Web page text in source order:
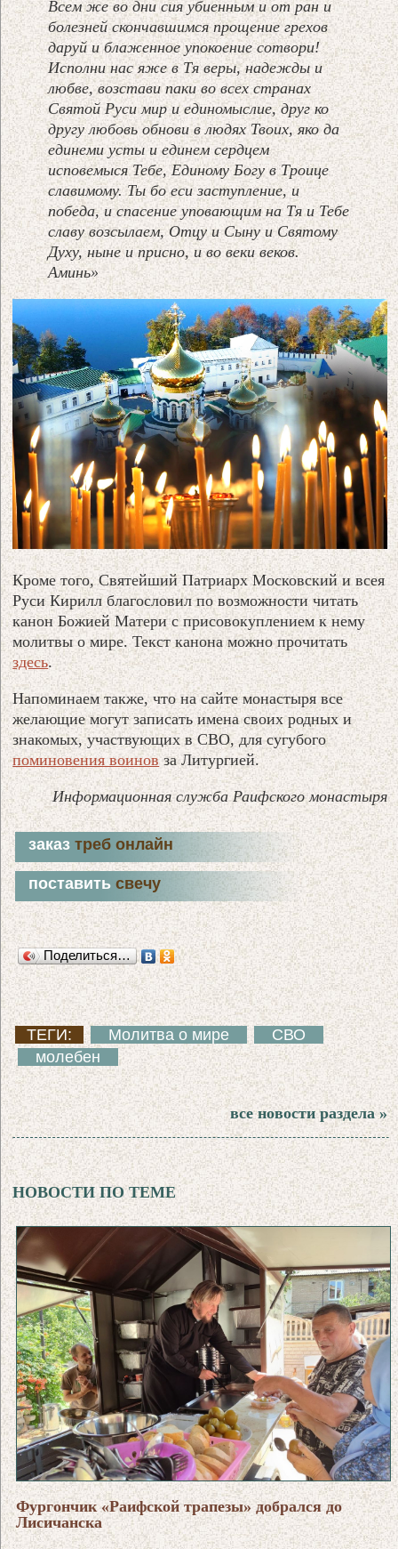
Всем же во дни сия убиенным и от ран и
болезней скончавшимся прощение грехов
даруй и блаженное упокоение сотвори!
Исполни нас яже в Тя веры, надежды и
любве, возстави паки во всех странах
Святой Руси мир и единомыслие, друг ко
другу любовь обнови в людях Твоих, яко да
единеми усты и единем сердцем
исповемыся Тебе, Единому Богу в Троице
славимому. Ты бо еси заступление, и
победа, и спасение уповающим на Тя и Тебе
славу возсылаем, Отцу и Сыну и Святому
Духу, ныне и присно, и во веки веков.
Аминь»
Кроме того, Святейший Патриарх Московский и всея
Руси Кирилл благословил по возможности читать
канон Божией Матери с присовокуплением к нему
молитвы о мире. Текст канона можно прочитать
здесь.
Напоминаем также, что на сайте монастыря все
желающие могут записать имена своих родных и
знакомых, участвующих в СВО, для сугубого
поминовения воиновза Литургией.
Информационная служба Раифского монастыря
заказтреб онлайн
поставитьсвечу
Поделиться…
ТЕГИ: Молитва о мире
СВО
молебен
все новости раздела »
НОВОСТИ ПО ТЕМЕ
Фургончик «Раифской трапезы» добрался до
Лисичанска